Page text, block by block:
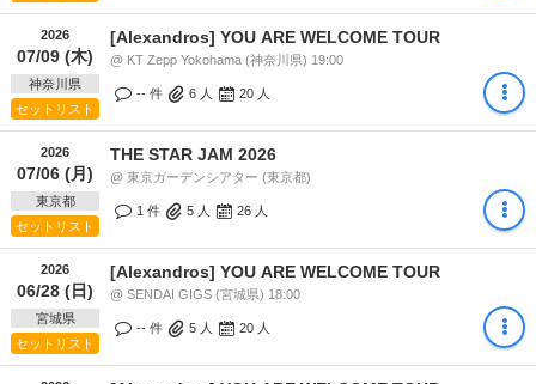
2026
07/09 (木)
神奈川県
セットリスト
[Alexandros] YOU ARE WELCOME TOUR
@ KT Zepp Yokohama (神奈川県) 19:00
-- 件 6 人 20 人
2026
07/06 (月)
東京都
セットリスト
THE STAR JAM 2026
@ 東京ガーデンシアター (東京都)
1 件 5 人 26 人
2026
06/28 (日)
宮城県
セットリスト
[Alexandros] YOU ARE WELCOME TOUR
@ SENDAI GIGS (宮城県) 18:00
-- 件 5 人 20 人